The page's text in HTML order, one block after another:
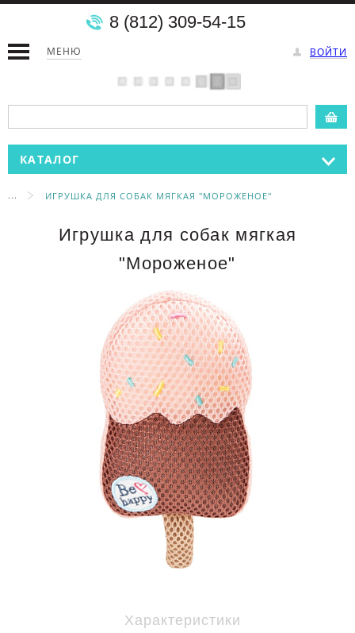
МЕНЮ ВОЙТИ
8 (812) 309-54-15
КАТАЛОГ
... ИГРУШКА ДЛЯ СОБАК МЯГКАЯ "МОРОЖЕНОЕ"
Игрушка для собак мягкая
"Мороженое"
Характеристики